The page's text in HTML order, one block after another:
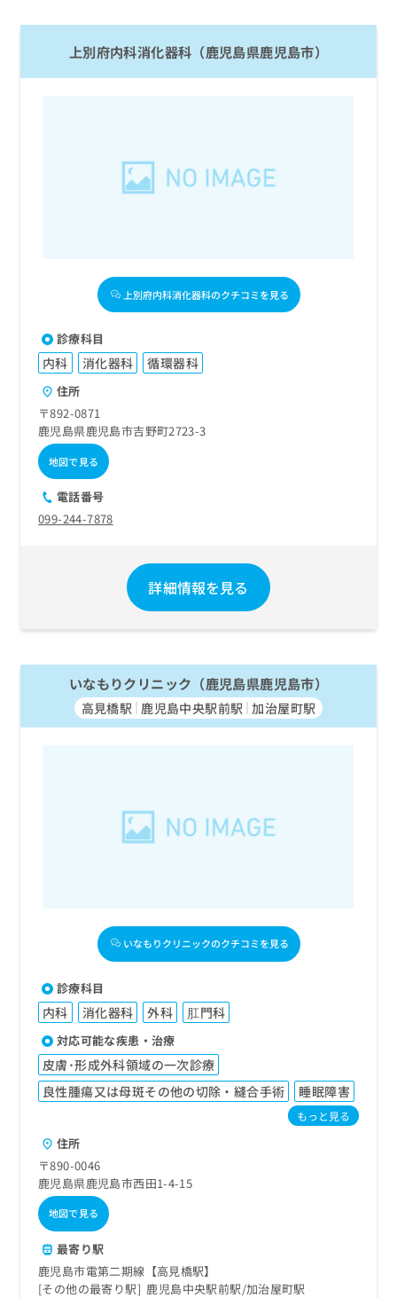
上別府内科消化器科（鹿児島県鹿児島市）
上別府内科消化器科のクチコミを見る
診療科目
内科 消化器科 循環器科
住所
〒892-0871
鹿児島県鹿児島市吉野町2723-3
地図で見る
電話番号
099-244-7878
詳細情報を見る
いなもりクリニック（鹿児島県鹿児島市）
高見橋駅 鹿児島中央駅前駅 加治屋町駅
いなもりクリニックのクチコミを見る
診療科目
内科 消化器科 外科 肛門科
対応可能な疾患・治療
皮膚･形成外科領域の一次診療
良性腫瘍又は母斑その他の切除・縫合手術
睡眠障害
もっと見る
住所
〒890-0046
鹿児島県鹿児島市西田1-4-15
地図で見る
最寄り駅
鹿児島市電第二期線【高見橋駅】
その他の最寄り駅
鹿児島中央駅前駅 加治屋町駅